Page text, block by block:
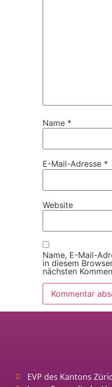
Name *
E-Mail-Adresse *
Website
Name, E-Mail-
in diesem
nächsten
EVP des Kantons